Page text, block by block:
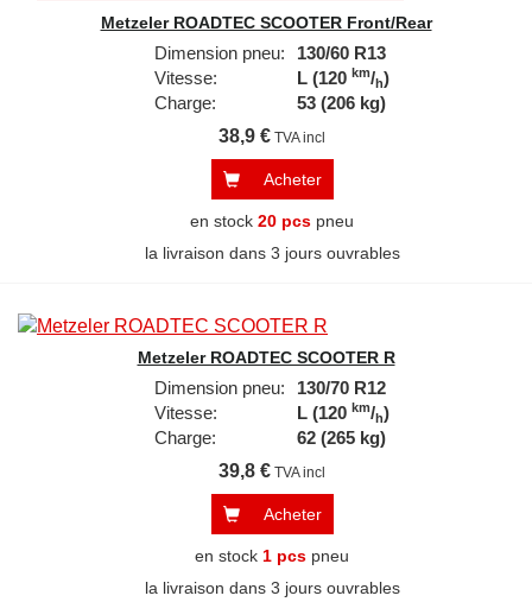
Metzeler ROADTEC SCOOTER Front/Rear
Dimension pneu:
130/60 R13
Vitesse:
L (120 km/h)
Charge:
53 (206 kg)
38,9 € TVA incl
Acheter
en stock 20 pcs pneu
la livraison dans 3 jours ouvrables
Metzeler ROADTEC SCOOTER R
Dimension pneu:
130/70 R12
Vitesse:
L (120 km/h)
Charge:
62 (265 kg)
39,8 € TVA incl
Acheter
en stock 1 pcs pneu
la livraison dans 3 jours ouvrables